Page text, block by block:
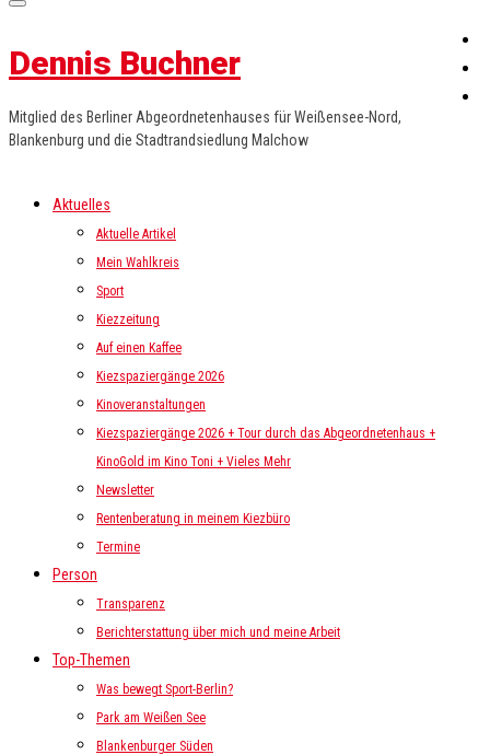
Dennis Buchner
Mitglied des Berliner Abgeordnetenhauses für Weißensee-Nord,
Blankenburg und die Stadtrandsiedlung Malchow
Aktuelles
Aktuelle Artikel
Mein Wahlkreis
Sport
Kiezzeitung
Auf einen Kaffee
Kiezspaziergänge 2026
Kinoveranstaltungen
Kiezspaziergänge 2026 + Tour durch das Abgeordnetenhaus +
KinoGold im Kino Toni + Vieles Mehr
Newsletter
Rentenberatung in meinem Kiezbüro
Termine
Person
Transparenz
Berichterstattung über mich und meine Arbeit
Top-Themen
Was bewegt Sport-Berlin?
Park am Weißen See
Blankenburger Süden